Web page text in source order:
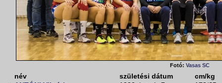
Fotó: Vasas SC
név születési dátum cm/kg